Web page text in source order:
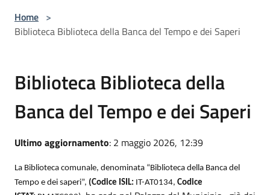
Home >
Biblioteca Biblioteca della Banca del Tempo e dei Saperi
Biblioteca Biblioteca della
Banca del Tempo e dei Saperi
Ultimo aggiornamento: 2 maggio 2026, 12:39
La Biblioteca comunale, denominata “Biblioteca della Banca del
Tempo e dei saperi”, (Codice ISIL: IT-AT0134, Codice